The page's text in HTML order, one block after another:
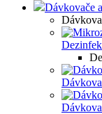
Dávkovače